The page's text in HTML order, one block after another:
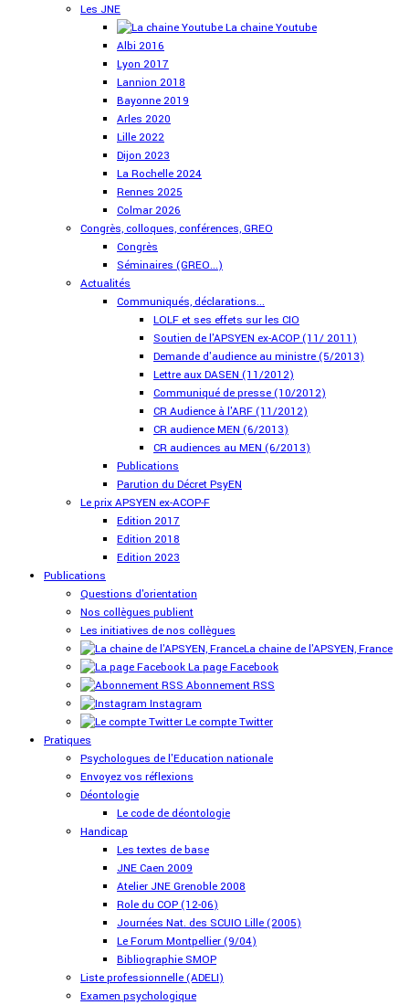
Les JNE
La chaine Youtube
Albi 2016
Lyon 2017
Lannion 2018
Bayonne 2019
Arles 2020
Lille 2022
Dijon 2023
La Rochelle 2024
Rennes 2025
Colmar 2026
Congrès, colloques, conférences, GREO
Congrès
Séminaires (GREO...)
Actualités
Communiqués, déclarations...
LOLF et ses effets sur les CIO
Soutien de l'APSYEN ex-ACOP (11/ 2011)
Demande d'audience au ministre (5/2013)
Lettre aux DASEN (11/2012)
Communiqué de presse (10/2012)
CR Audience à l'ARF (11/2012)
CR audience MEN (6/2013)
CR audiences au MEN (6/2013)
Publications
Parution du Décret PsyEN
Le prix APSYEN ex-ACOP-F
Edition 2017
Edition 2018
Edition 2023
Publications
Questions d'orientation
Nos collègues publient
Les initiatives de nos collègues
La chaine de l'APSYEN, France
La page Facebook
Abonnement RSS
Instagram
Le compte Twitter
Pratiques
Psychologues de l'Education nationale
Envoyez vos réflexions
Déontologie
Le code de déontologie
Handicap
Les textes de base
JNE Caen 2009
Atelier JNE Grenoble 2008
Role du COP (12-06)
Journées Nat. des SCUIO Lille (2005)
Le Forum Montpellier (9/04)
Bibliographie SMOP
Liste professionnelle (ADELI)
Examen psychologique